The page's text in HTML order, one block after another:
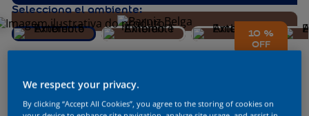
Selecciona el ambiente:
10 %
OFF
We respect your privacy.
By clicking “Accept All Cookies”, you agree to the storing of cookies on